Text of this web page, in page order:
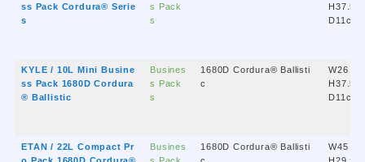
ss Pack Cordura® Serie
s
s Pack
s
H37.5 x
D11cm
KYLE / 10L Mini Busine
ss Pack 1680D Cordura
® Ballistic
Busines
s Pack
s
1680D Cordura® Ballisti
c
W26 x
H37.5 x
D11cm
ETAN / 22L Compact Pr
Busines
1680D Cordura® Ballisti
W45 x